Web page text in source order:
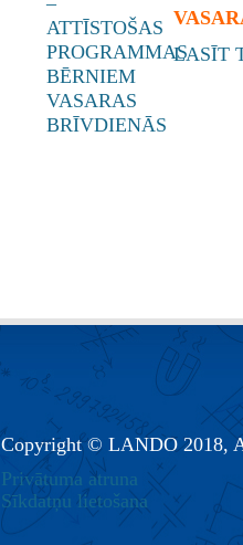
LASĪT
Copyright © LANDO 2018,
Privātuma atruna
Sīkdatņu lietošana